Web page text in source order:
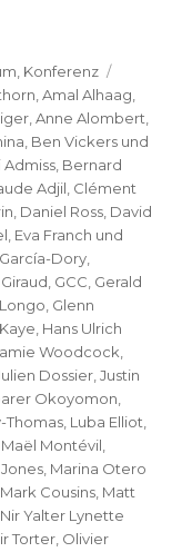
2018“
Konferenz
,Amal Alhaag
,Anne Alombert
Ben Vickers und
Bernard
Adjil Clément
Daniel Ross David
Eva Franch und
Dory
GCC Gerald
Glenn
Hans Ulrich
Woodcock
Dossier ,Justin
Okoyomon
Thomas Luba Elliot
Maël Montévil
Marina Otero
Mark Cousins Matt
Nir Yalter Lynette
Torter Olivier